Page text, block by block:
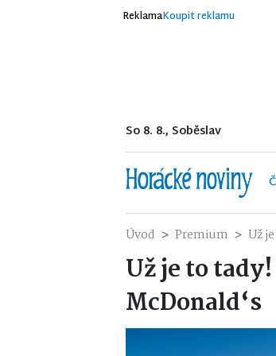
ReklamaKoupit reklamu
So 8. 8., Soběslav
Úvod Premium Už
Už je to
McDonald‘s